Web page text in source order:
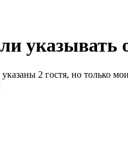
указывать
2 гостя, но только